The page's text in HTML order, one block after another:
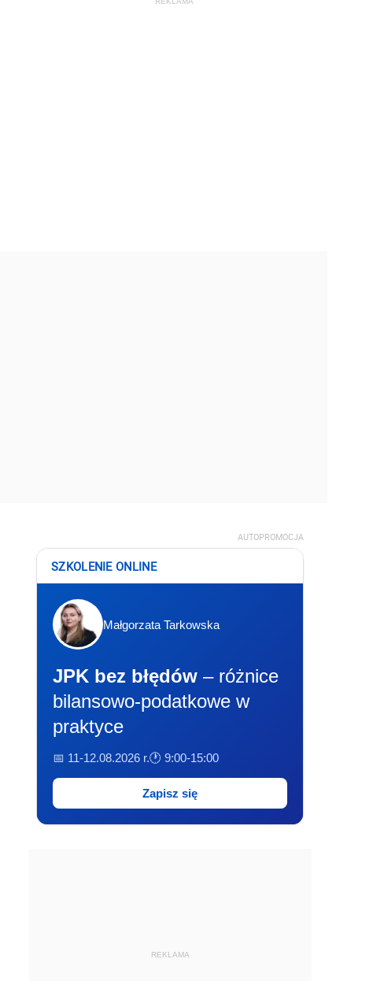
AUTOPROMOCJA
SZKOLENIE ONLINE
Małgorzata Tarkowska
JPK bez błędów – różnice
bilansowo-podatkowe w
praktyce
📅 11-12.08.2026 r.🕐 9:00-15:00
Zapisz się
REKLAMA